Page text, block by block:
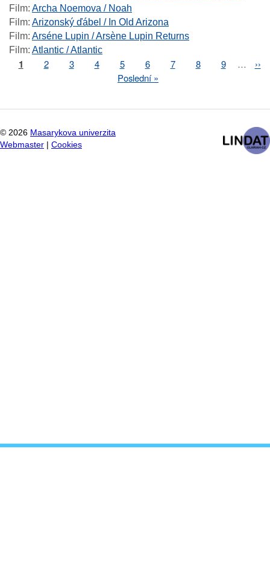
Film: Archa Noemova / Noah
Film: Arizonský ďábel / In Old Arizona
Film: Arséne Lupin / Arsène Lupin Returns
Film: Atlantic / Atlantic
Page
1 Page
2 Page
3 Page
4 Page
5 Page
6 Page
7 Page
8 Page
9 …
››
Last
Poslední »
© 2026 Masarykova univerzita
Webmaster
Cookies